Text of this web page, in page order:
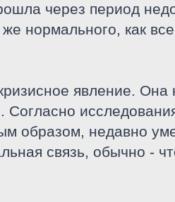
через период
нормального, как
явление. Она
Согласно
образом, недавно
связь, обычно -